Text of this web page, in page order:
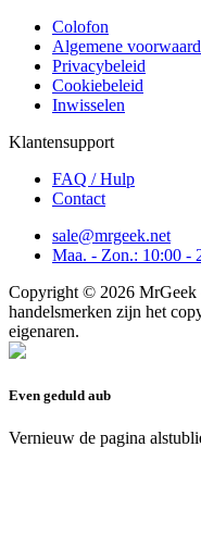
Colofon
Algemene
Privacybeleid
Cookiebeleid
Inwisselen
Klantensupport
FAQ / Hulp
Contact
sale@mrgeek.net
Maa. - Zon.: 10:00 -
Copyright © 2026 MrGeek
handelsmerken zijn het
eigenaren.
Even geduld aub
Vernieuw de pagina